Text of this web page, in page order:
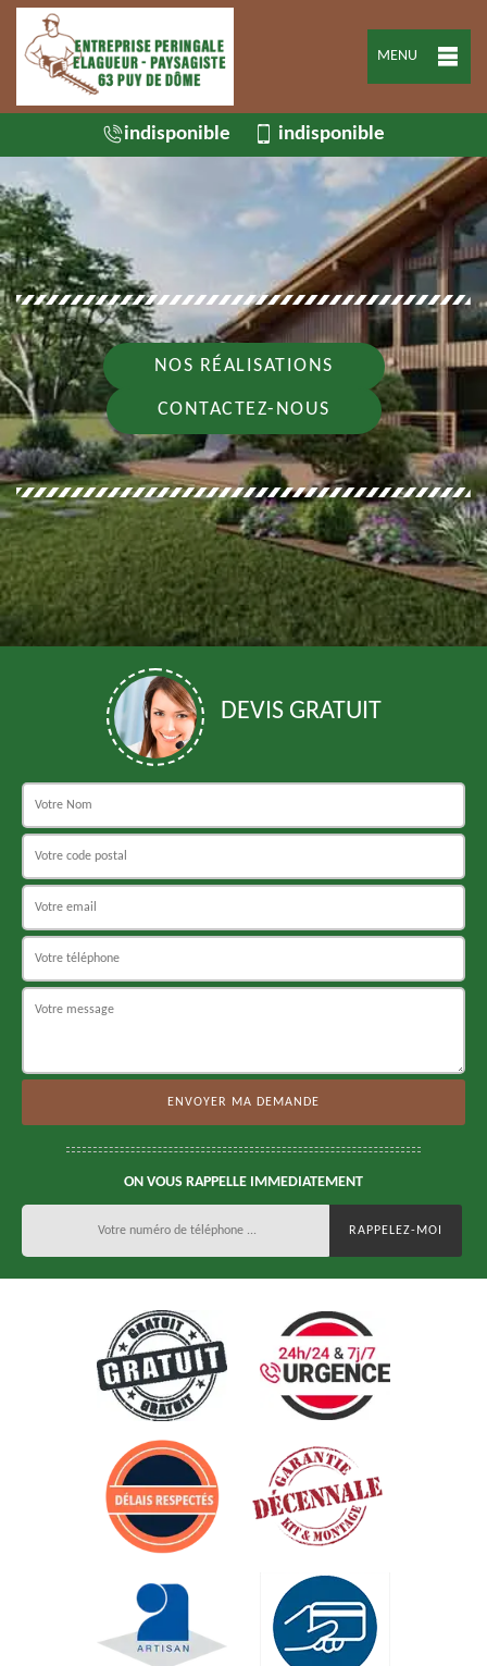
MENU
indisponible indisponible
NOS RÉALISATIONS
CONTACTEZ-NOUS
DEVIS GRATUIT
ON VOUS RAPPELLE IMMEDIATEMENT